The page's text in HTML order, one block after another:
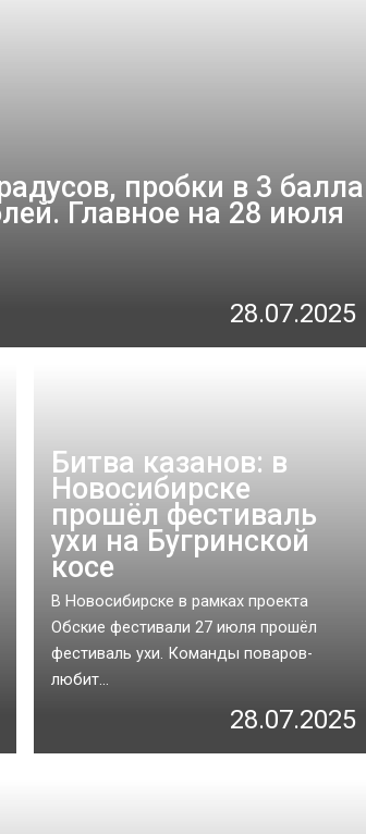
пробки в 3 балла
Главное на 28 июля
28.07.2025
Битва казанов: в
Новосибирске
прошёл фестиваль
ухи на Бугринской
косе
В Новосибирске в рамках проекта
Обские фестивали 27 июля прошёл
фестиваль ухи. Команды поваров-
любит...
28.07.2025